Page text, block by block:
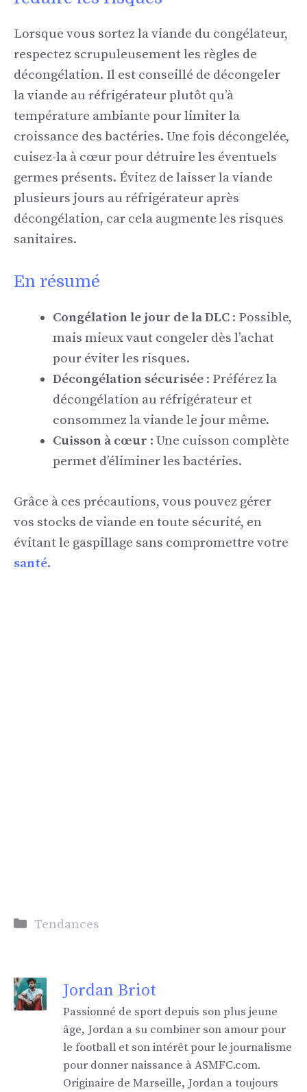
Lorsque vous sortez la viande du congélateur,
respectez scrupuleusement les règles de
décongélation. Il est conseillé de décongeler
la viande au réfrigérateur plutôt qu’à
température ambiante pour limiter la
croissance des bactéries. Une fois décongelée,
cuisez-la à cœur pour détruire les éventuels
germes présents. Évitez de laisser la viande
plusieurs jours au réfrigérateur après
décongélation, car cela augmente les risques
sanitaires.
En résumé
Congélation le jour de la DLC : Possible,
mais mieux vaut congeler dès l’achat
pour éviter les risques.
Décongélation sécurisée : Préférez la
décongélation au réfrigérateur et
consommez la viande le jour même.
Cuisson à cœur : Une cuisson complète
permet d’éliminer les bactéries.
Grâce à ces précautions, vous pouvez gérer
vos stocks de viande en toute sécurité, en
évitant le gaspillage sans compromettre votre
santé.
Catégories
Tendances
Jordan Briot
Passionné de sport depuis son plus jeune
âge, Jordan a su combiner son amour pour
le football et son intérêt pour le journalisme
pour donner naissance à ASMFC.com.
Originaire de Marseille, Jordan a toujours